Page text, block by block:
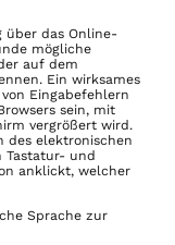
über das Online-
mögliche
auf dem
Ein wirksames
Eingabefehlern
sein, mit
vergrößert wird.
des elektronischen
Tastatur- und
anklickt, welcher
Sprache zur